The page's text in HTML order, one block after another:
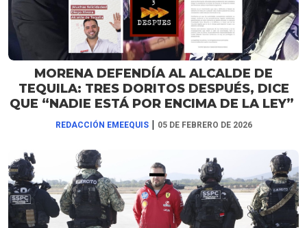
MORENA DEFENDÍA AL ALCALDE DE
TEQUILA: TRES DORITOS DESPUÉS, DICE
QUE “NADIE ESTÁ POR ENCIMA DE LA LEY”
REDACCIÓN EMEEQUIS | 05 DE FEBRERO DE 2026